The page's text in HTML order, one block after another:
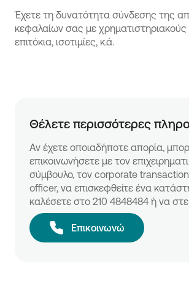
Έχετε τη δυνατότητα σύνδεσης της
κεφαλαίων σας με χρηματιστηριακούς
επιτόκια, ισοτιμίες, κ.ά.
Θέλετε περισσότερες
Αν έχετε οποιαδήποτε απορία,
επικοινωνήσετε με τον
σύμβουλο, τον corporate
officer, να επισκεφθείτε ένα
καλέσετε στο 210 4848484 ή να
Επικοινωνώ